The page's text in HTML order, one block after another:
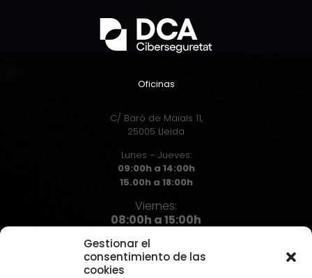
Gestionar el
consentimiento de las
cookies
Oficinas
C/ Baró de Maials 11,
25005 Lleida
Lunes – Jueves:
09:00h a 14:00h
15.00h a 18:00h
Viernes:
08:00h a 15:00h